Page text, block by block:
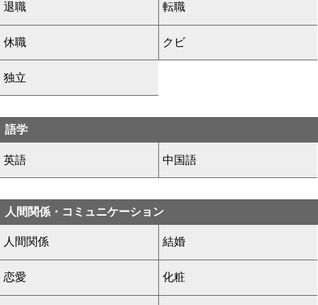
退職 転職
休職 クビ
独立
語学
英語 中国語
人間関係・コミュニケーション
人間関係 結婚
恋愛 化粧